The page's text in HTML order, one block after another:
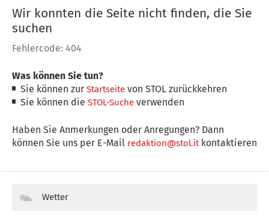
Wir konnten die Seite nicht finden, die Sie
suchen
Fehlercode: 404
Was können Sie tun?
Sie können zurStartseite von STOL zurückkehren
Sie können dieSTOL-Suche verwenden
Haben Sie Anmerkungen oder Anregungen? Dann
können Sie uns per E-Mail redaktion@stol.itkontaktieren
Wetter